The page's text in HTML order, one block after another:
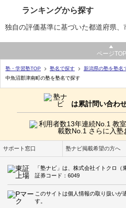
ランキングから探す
独自の評価基準に基づいた都道府県、
ページTOP
塾・学習塾TOP 塾名で探す
新潟県の塾を塾名
中魚沼郡津南町の塾を塾名で探す
は累計問い合わ
サポート窓口 塾ナビ掲載希望の方へ
「塾ナビ」は、株式会社イトクロ（
証券コード：6049
このサイトは個人情報の取り扱いが
す。